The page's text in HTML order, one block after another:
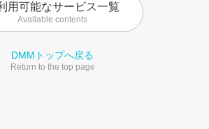
用可能なサービス一覧
Available contents
DMMトップへ戻る
Return to the top page